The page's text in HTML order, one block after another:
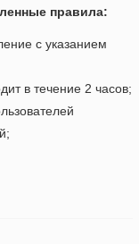
правила:
с указанием
в течение 2 часов;